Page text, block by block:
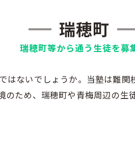
瑞穂町
瑞穂町等から通う生徒を募
ないでしょうか。当塾は難
ため、瑞穂町や青梅周辺の